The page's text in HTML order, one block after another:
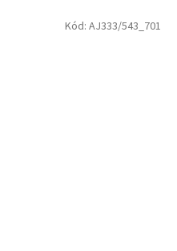
Kód: AJ333/543_701